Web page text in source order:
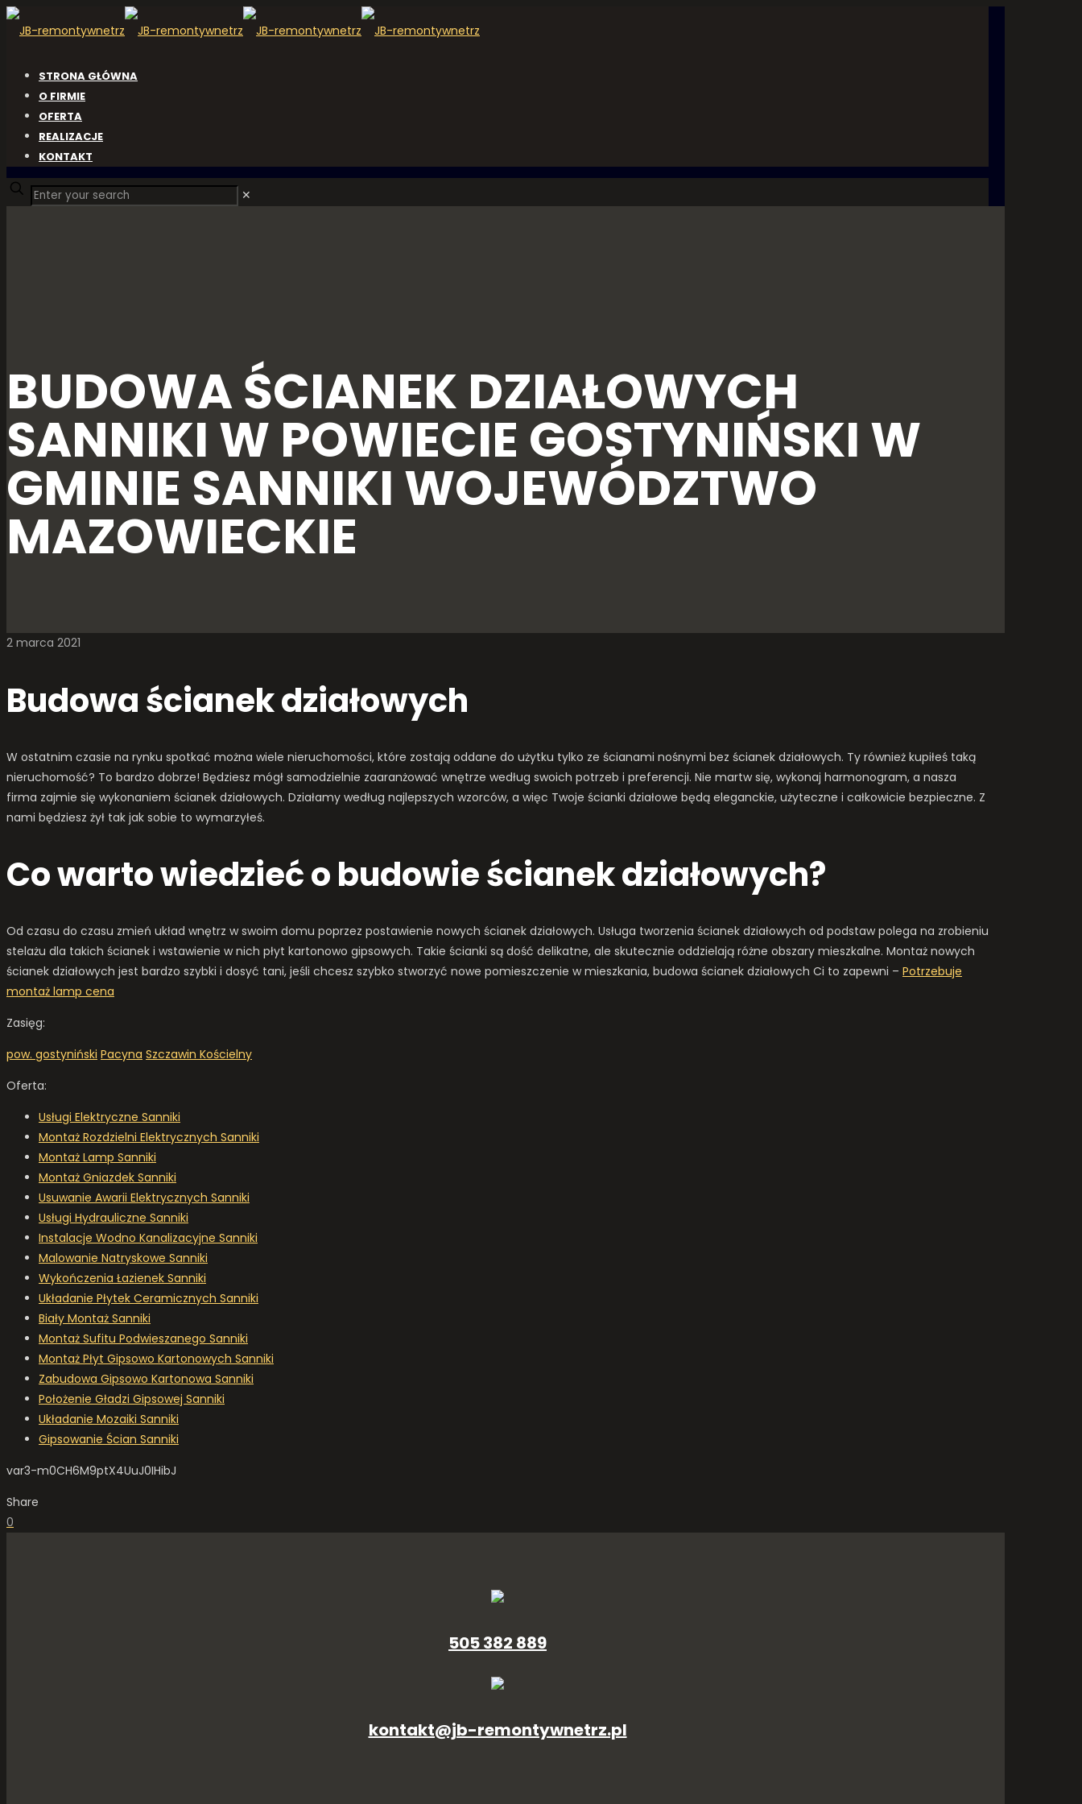
STRONA GŁÓWNA
O FIRMIE
OFERTA
REALIZACJE
KONTAKT
✕
BUDOWA ŚCIANEK DZIAŁOWYCH
SANNIKI W POWIECIE GOSTYNIŃSKI W
GMINIE SANNIKI WOJEWÓDZTWO
MAZOWIECKIE
2 marca 2021
Budowa ścianek działowych
W ostatnim czasie na rynku spotkać można wiele nieruchomości, które zostają oddane do użytku tylko ze ścianami nośnymi bez ścianek działowych. Ty również kupiłeś taką
nieruchomość? To bardzo dobrze! Będziesz mógł samodzielnie zaaranżować wnętrze według swoich potrzeb i preferencji. Nie martw się, wykonaj harmonogram, a nasza
firma zajmie się wykonaniem ścianek działowych. Działamy według najlepszych wzorców, a więc Twoje ścianki działowe będą eleganckie, użyteczne i całkowicie bezpieczne. Z
nami będziesz żył tak jak sobie to wymarzyłeś.
Co warto wiedzieć o budowie ścianek działowych?
Od czasu do czasu zmień układ wnętrz w swoim domu poprzez postawienie nowych ścianek działowych. Usługa tworzenia ścianek działowych od podstaw polega na zrobieniu
stelażu dla takich ścianek i wstawienie w nich płyt kartonowo gipsowych. Takie ścianki są dość delikatne, ale skutecznie oddzielają różne obszary mieszkalne. Montaż nowych
ścianek działowych jest bardzo szybki i dosyć tani, jeśli chcesz szybko stworzyć nowe pomieszczenie w mieszkania, budowa ścianek działowych Ci to zapewni – Potrzebuje
montaż lamp cena
Zasięg:
pow. gostyniński Pacyna Szczawin Kościelny
Oferta:
Usługi Elektryczne Sanniki
Montaż Rozdzielni Elektrycznych Sanniki
Montaż Lamp Sanniki
Montaż Gniazdek Sanniki
Usuwanie Awarii Elektrycznych Sanniki
Usługi Hydrauliczne Sanniki
Instalacje Wodno Kanalizacyjne Sanniki
Malowanie Natryskowe Sanniki
Wykończenia Łazienek Sanniki
Układanie Płytek Ceramicznych Sanniki
Biały Montaż Sanniki
Montaż Sufitu Podwieszanego Sanniki
Montaż Płyt Gipsowo Kartonowych Sanniki
Zabudowa Gipsowo Kartonowa Sanniki
Położenie Gładzi Gipsowej Sanniki
Układanie Mozaiki Sanniki
Gipsowanie Ścian Sanniki
var3-m0CH6M9ptX4UuJ0IHibJ
Share
0
505 382 889
kontakt@jb-remontywnetrz.pl